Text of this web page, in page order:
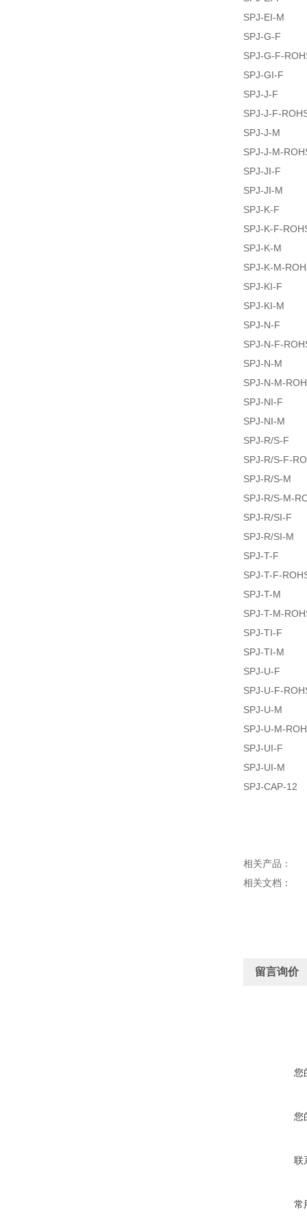
SPJ-EI-M
SPJ-G-F
SPJ-G-F-
SPJ-GI-F
SPJ-J-F
SPJ-J-F-
SPJ-J-M
SPJ-J-M-
SPJ-JI-F
SPJ-JI-M
SPJ-K-F
SPJ-K-F-
SPJ-K-M
SPJ-K-M-
SPJ-KI-F
SPJ-KI-M
SPJ-N-F
SPJ-N-F-
SPJ-N-M
SPJ-N-M-
SPJ-NI-F
SPJ-NI-M
SPJ-R/S-F
SPJ-R/S-F-
SPJ-R/S-M
SPJ-R/S-M-
SPJ-R/SI-F
SPJ-R/SI-M
SPJ-T-F
SPJ-T-F-
SPJ-T-M
SPJ-T-M-
SPJ-TI-F
SPJ-TI-M
SPJ-U-F
SPJ-U-F-
SPJ-U-M
SPJ-U-M-
SPJ-UI-F
SPJ-UI-M
SPJ-CAP-12
相关产品：
相关文档：
留言询价
您
您
联
常